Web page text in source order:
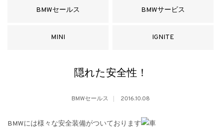
BMWセールス BMWサービス
MINI IGNITE
隠れた安全性！
BMWセールス 2016.10.08
BMWには様々な安全装備がついております